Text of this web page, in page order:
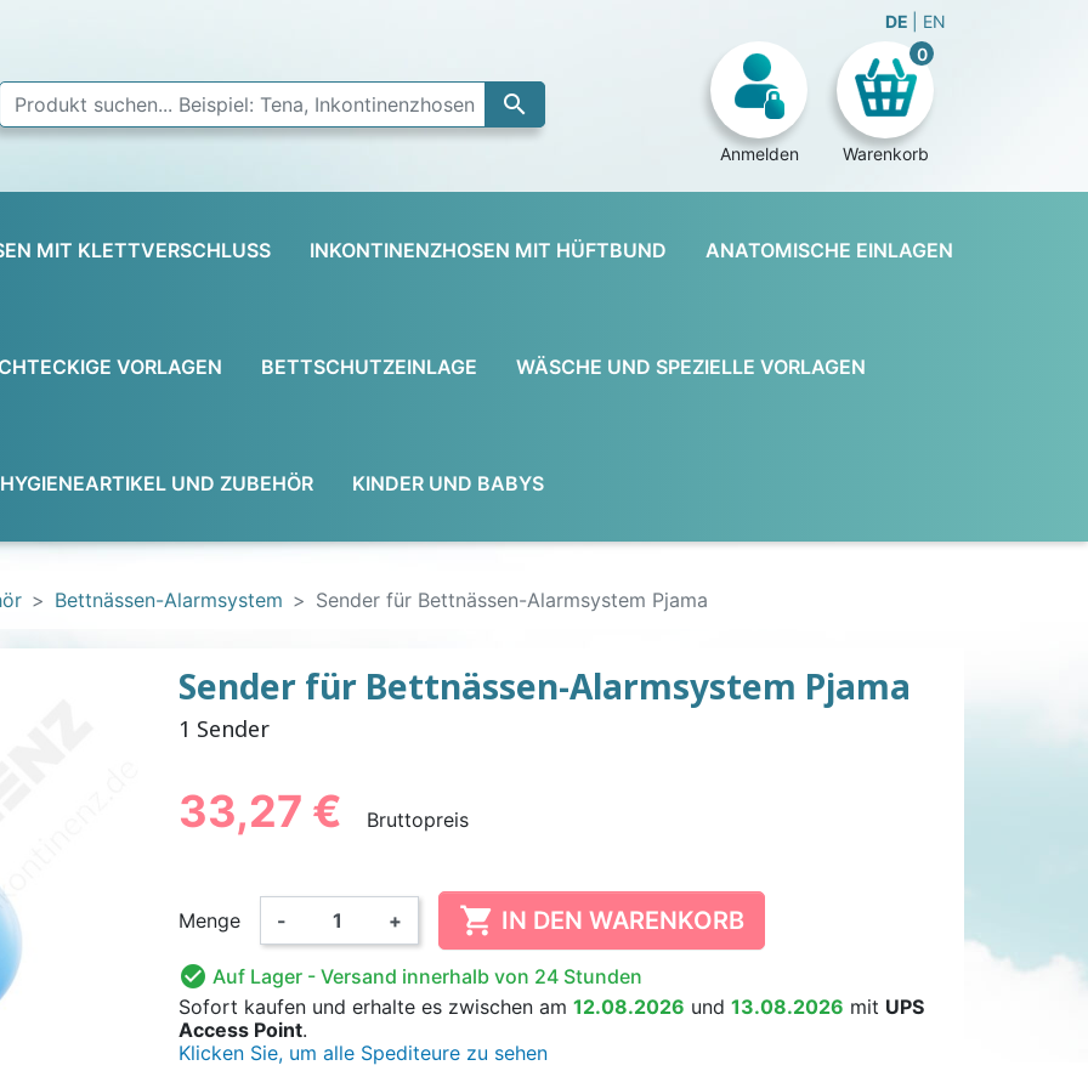
DE EN

Anmelden
0
Warenkorb
MIT KLETTVERSCHLUSS INKONTINENZHOSEN MIT HÜFTBUND ANATOMISCHE EINLAGEN
VORLAGEN BETTSCHUTZEINLAGE WÄSCHE UND SPEZIELLE VORLAGEN
FIXIERHOSEN
BODY OVERALLS
HYGIENEARTIKEL UND ZUBEHÖR
EINMALHANDSCHUHE
UND
HÄNDE- UND
FLÄCHENDESINFEKTION
NAHRUNGSERGÄNZUNGSMITTEL
KINDER UND BABYS
PVC-UNTERHOSEN FÜR
KINDER
WASCHBARE WINDELN
FÜR KINDER
KINDERSCHLAFANZÜGE
ALARMSYSTEM FÜR
Bettnässen-Alarmsystem Sender für Bettnässen-Alarmsystem Pjama
Sender für Bettnässen-Alarmsystem Pjama
1 Sender
33,27 € Bruttopreis
Menge - +  IN DEN WARENKORB
 Auf Lager - Versand innerhalb von 24 Stunden
Sofort kaufen und erhalte es zwischen am 12.08.2026 und 13.08.2026 mit UPS
Access Point.
Klicken Sie, um alle Spediteure zu sehen